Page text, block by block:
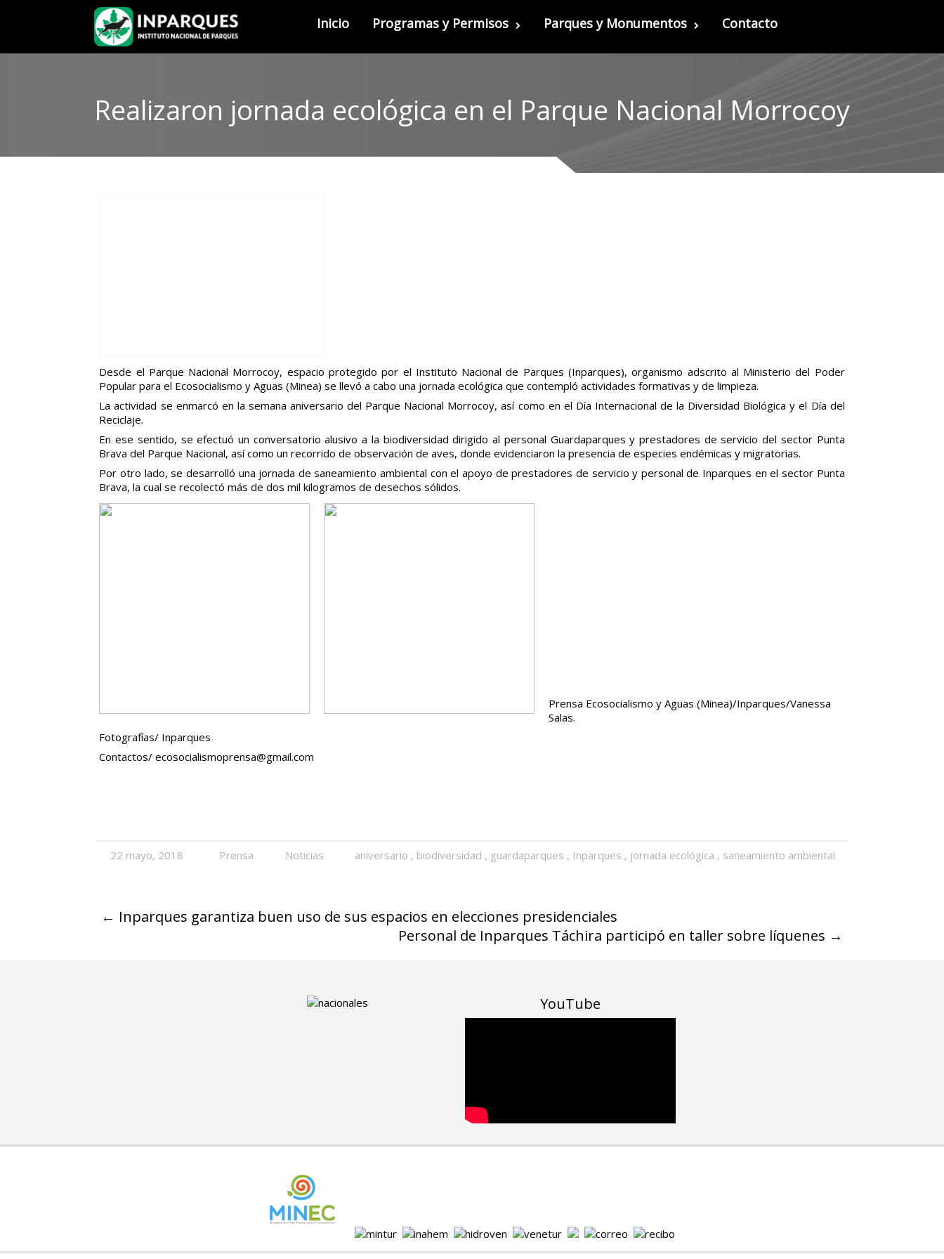
Inicio Programas y Permisos Parques y Monumentos Contacto
Realizaron jornada ecológica en el Parque Nacional Morrocoy
Desde el Parque Nacional Morrocoy, espacio protegido por el Instituto Nacional de Parques (Inparques), organismo adscrito al Ministerio del Poder
Popular para el Ecosocialismo y Aguas (Minea) se llevó a cabo una jornada ecológica que contempló actividades formativas y de limpieza.
La actividad se enmarcó en la semana aniversario del Parque Nacional Morrocoy, así como en el Día Internacional de la Diversidad Biológica y el Día del
Reciclaje.
En ese sentido, se efectuó un conversatorio alusivo a la biodiversidad dirigido al personal Guardaparques y prestadores de servicio del sector Punta
Brava del Parque Nacional, así como un recorrido de observación de aves, donde evidenciaron la presencia de especies endémicas y migratorias.
Por otro lado, se desarrolló una jornada de saneamiento ambiental con el apoyo de prestadores de servicio y personal de Inparques en el sector Punta
Brava, la cual se recolectó más de dos mil kilogramos de desechos sólidos.
Prensa Ecosocialismo y Aguas (Minea)/Inparques/Vanessa
Salas.
Fotografías/ Inparques
Contactos/ecosocialismoprensa@gmail.com
22 mayo, 2018 Prensa Noticias aniversario , biodiversidad , guardaparques , Inparques , jornada ecológica , saneamiento ambiental
← Inparques garantiza buen uso de sus espacios en elecciones presidenciales
Personal de Inparques Táchira participó en taller sobre líquenes →
YouTube